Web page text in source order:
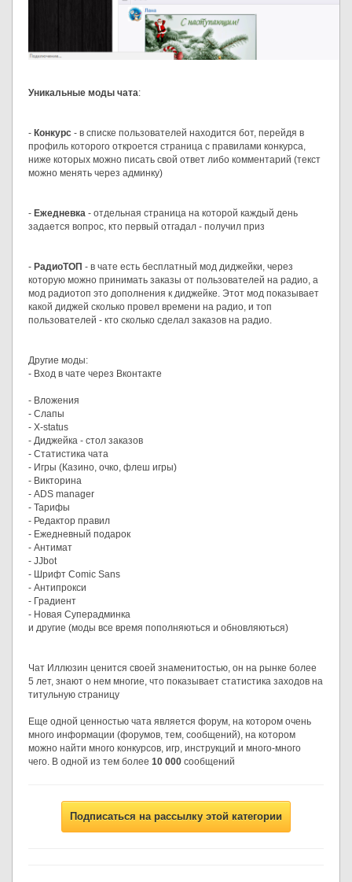
Уникальные моды чата:
- Конкурс - в списке пользователей находится бот, перейдя в
профиль которого откроется страница с правилами конкурса,
ниже которых можно писать свой ответ либо комментарий (текст
можно менять через админку)
- Ежедневка - отдельная страница на которой каждый день
задается вопрос, кто первый отгадал - получил приз
- РадиоТОП - в чате есть бесплатный мод диджейки, через
которую можно принимать заказы от пользователей на радио, а
мод радиотоп это дополнения к диджейке. Этот мод показывает
какой диджей сколько провел времени на радио, и топ
пользователей - кто сколько сделал заказов на радио.
Другие моды:
- Вход в чате через Вконтакте
- Вложения
- Слапы
- X-status
- Диджейка - стол заказов
- Статистика чата
- Игры (Казино, очко, флеш игры)
- Викторина
- ADS manager
- Тарифы
- Редактор правил
- Ежедневный подарок
- Антимат
- JJbot
- Шрифт Comic Sans
- Антипрокси
- Градиент
- Новая Суперадминка
и другие (моды все время пополняються и обновляються)
Чат Иллюзин ценится своей знаменитостью, он на рынке более
5 лет, знают о нем многие, что показывает статистика заходов на
титульную страницу
Еще одной ценностью чата является форум, на котором очень
много информации (форумов, тем, сообщений), на котором
можно найти много конкурсов, игр, инструкций и много-много
чего. В одной из тем более 10 000 сообщений
Подписаться на рассылку этой категории